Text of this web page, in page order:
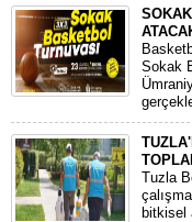
Sokak
Tuzla
bitkisel